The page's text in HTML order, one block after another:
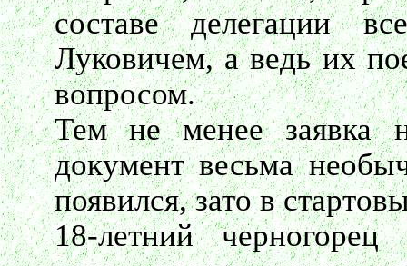
составе делегации
Луковичем, а ведь их
вопросом.
Тем не менее заявка
документ весьма
появился, зато в
18-летний